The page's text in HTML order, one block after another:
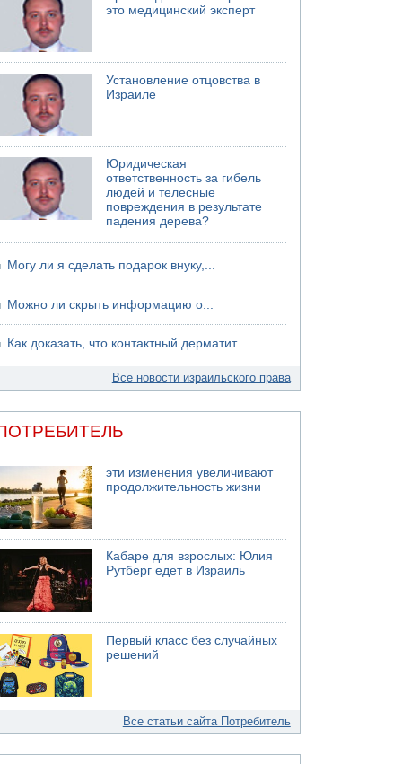
хуситов
это медицинский эксперт
Установление отцовства в
Израиле
Юридическая
ответственность за гибель
людей и телесные
повреждения в результате
падения дерева?
Могу ли я сделать подарок внуку,...
Можно ли скрыть информацию о...
Как доказать, что контактный дерматит...
Все новости израильского права
эти изменения увеличивают
продолжительность жизни
Кабаре для взрослых: Юлия
Рутберг едет в Израиль
Первый класс без случайных
решений
Все статьи сайта Потребитель